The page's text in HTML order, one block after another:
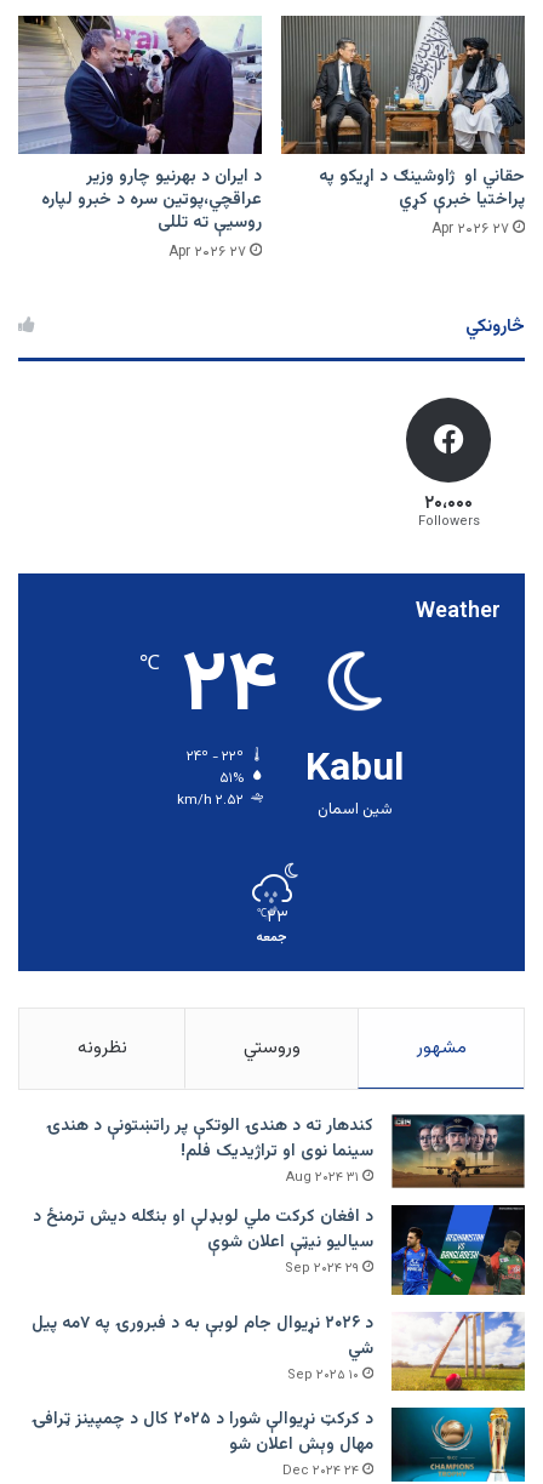
حقاني او ژاوشینګ د اړیکو په
پراختیا خبرې کړي
۲۷ Apr ۲۰۲۶
د ایران د بهرنیو چارو وزیر
عراقچي،پوتین سره د خبرو لپاره
روسیې ته تللی
۲۷ Apr ۲۰۲۶
څارونکي
۲۰،۰۰۰
Followers
Weather
Kabul
شین اسمان
۲۴ ℃
۵۱%
۲.۵۲ km/h
۲۳℃
جمعه
مشهور وروستي نظرونه
کندهار ته د هندۍ الوتکې پر راتښتونې د هندۍ
سینما نوی او تراژيديک فلم!
۳۱ Aug ۲۰۲۴
د افغان کرکت ملي لوبډلې او بنګله دیش ترمنځ د
سیالیو نیټې اعلان شوې
۲۹ Sep ۲۰۲۴
د ۲۰۲۶ نړیوال جام لوبې به د فبرورۍ په ۷مه پیل
شي
۱۰ Sep ۲۰۲۵
د کرکټ نړیوالې شورا د ۲۰۲۵ کال د چمپینز ټرافۍ
مهال وېش اعلان شو
۲۴ Dec ۲۰۲۴